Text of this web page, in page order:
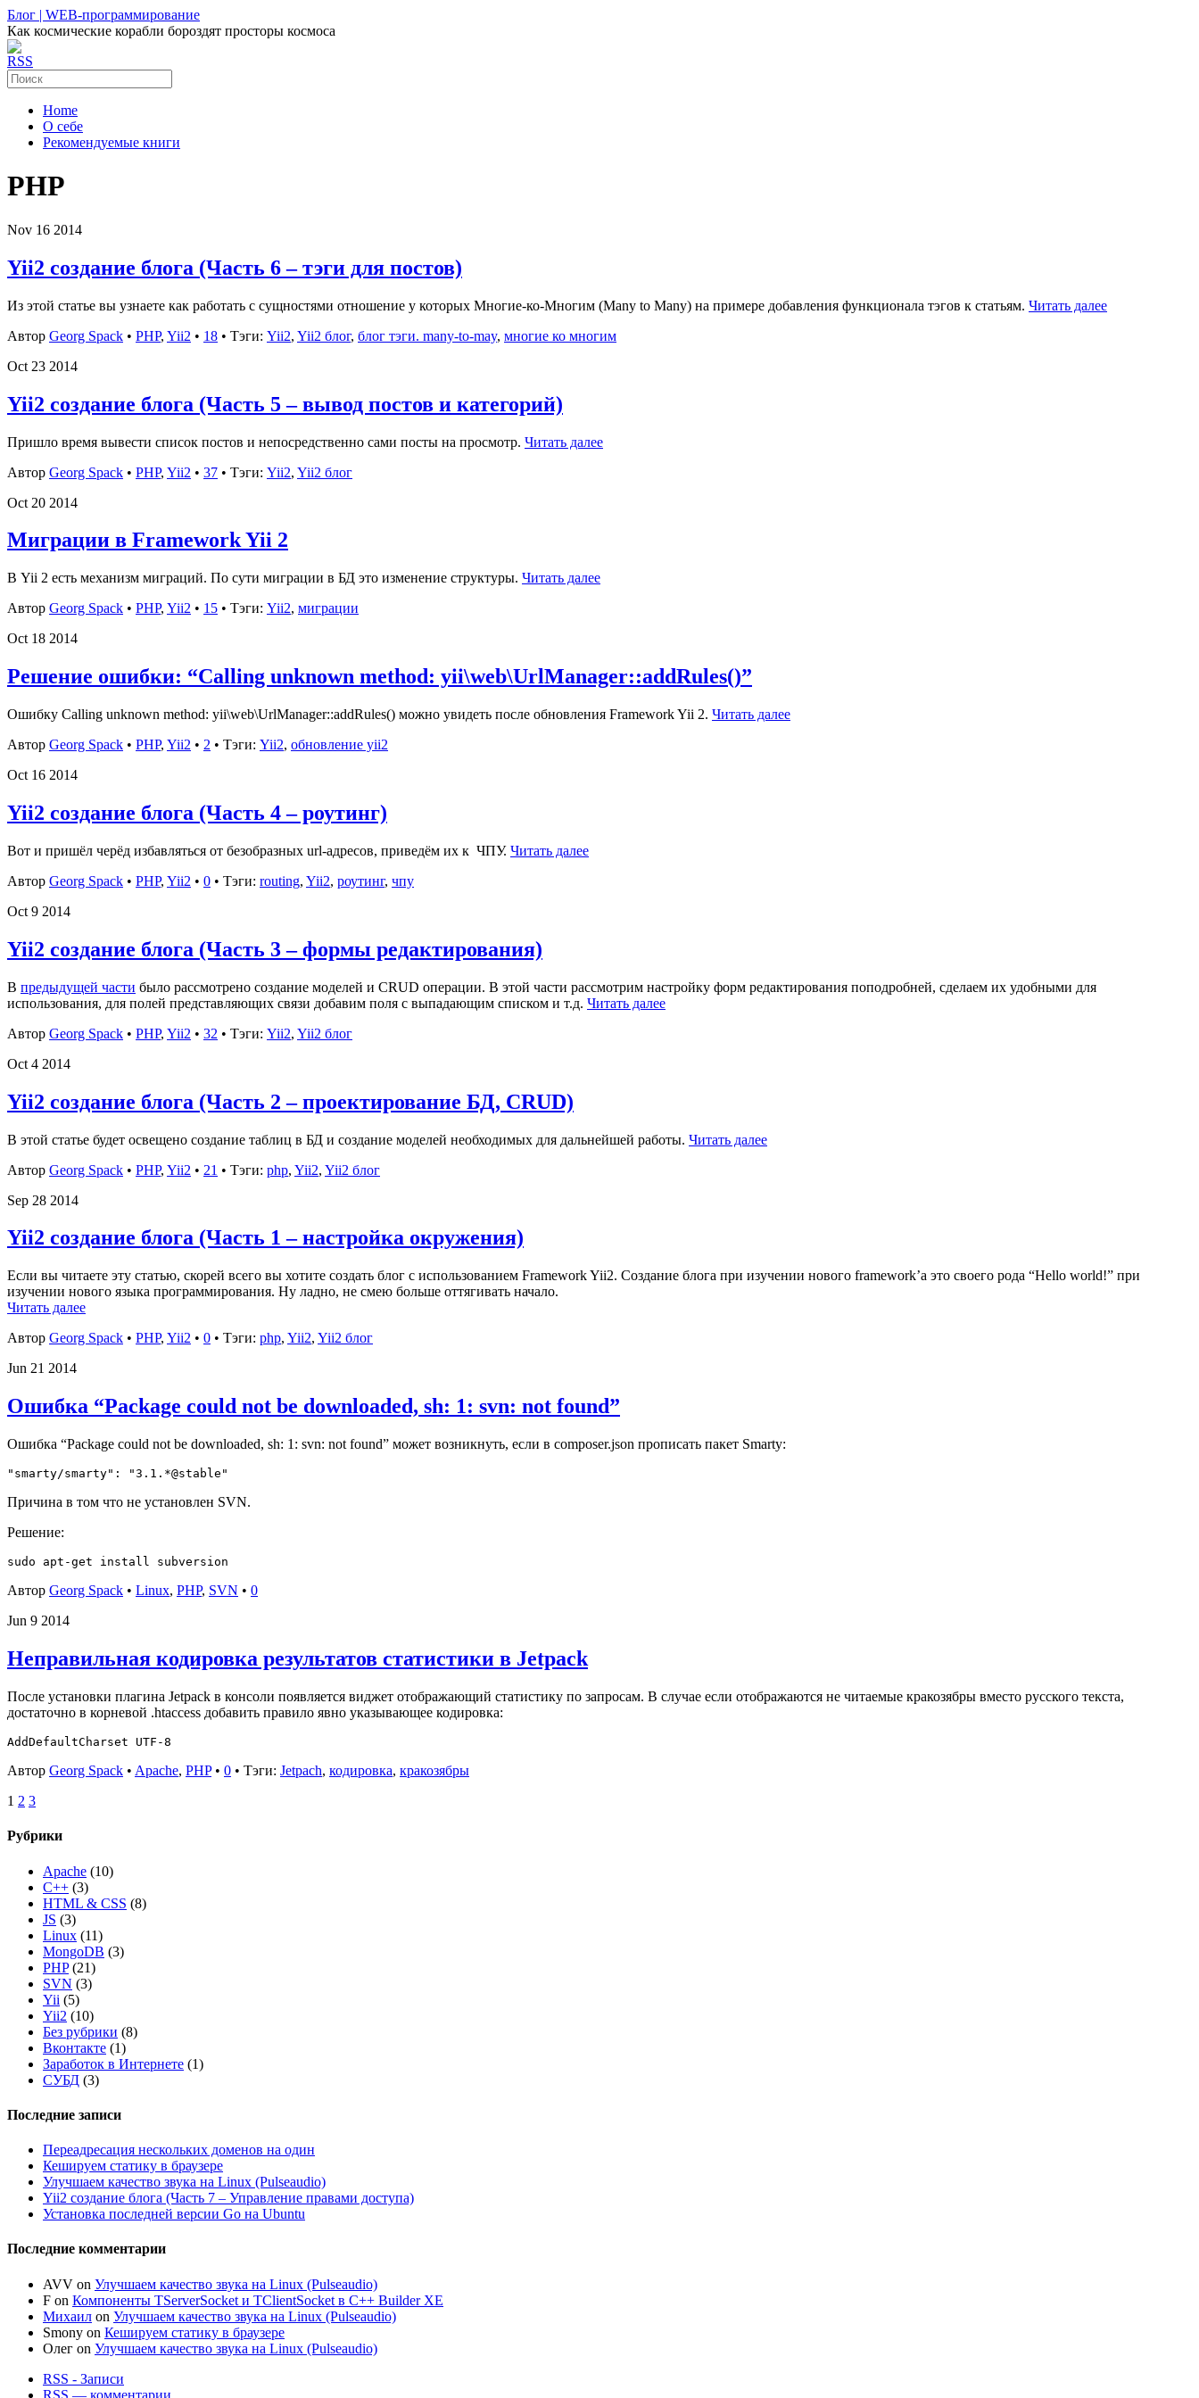
Блог | WEB-программирование
Как космические корабли бороздят просторы космоса
RSS
Home
О себе
Рекомендуемые книги
PHP
Nov 16 2014
Yii2 создание блога (Часть 6 – тэги для постов)
Из этой статье вы узнаете как работать с сущностями отношение у которых Многие-ко-Многим (Many to Many) на примере добавления функционала тэгов к статьям. Читать далее
Автор Georg Spack • PHP, Yii2 • 18 • Тэги: Yii2, Yii2 блог, блог тэги. many-to-may, многие ко многим
Oct 23 2014
Yii2 создание блога (Часть 5 – вывод постов и категорий)
Пришло время вывести список постов и непосредственно сами посты на просмотр. Читать далее
Автор Georg Spack • PHP, Yii2 • 37 • Тэги: Yii2, Yii2 блог
Oct 20 2014
Миграции в Framework Yii 2
В Yii 2 есть механизм миграций. По сути миграции в БД это изменение структуры. Читать далее
Автор Georg Spack • PHP, Yii2 • 15 • Тэги: Yii2, миграции
Oct 18 2014
Решение ошибки: “Calling unknown method: yii\web\UrlManager::addRules()”
Ошибку Calling unknown method: yii\web\UrlManager::addRules() можно увидеть после обновления Framework Yii 2. Читать далее
Автор Georg Spack • PHP, Yii2 • 2 • Тэги: Yii2, обновление yii2
Oct 16 2014
Yii2 создание блога (Часть 4 – роутинг)
Вот и пришёл черёд избавляться от безобразных url-адресов, приведём их к ЧПУ. Читать далее
Автор Georg Spack • PHP, Yii2 • 0 • Тэги: routing, Yii2, роутинг, чпу
Oct 9 2014
Yii2 создание блога (Часть 3 – формы редактирования)
В предыдущей части было рассмотрено создание моделей и CRUD операции. В этой части рассмотрим настройку форм редактирования поподробней, сделаем их удобными для
использования, для полей представляющих связи добавим поля с выпадающим списком и т.д. Читать далее
Автор Georg Spack • PHP, Yii2 • 32 • Тэги: Yii2, Yii2 блог
Oct 4 2014
Yii2 создание блога (Часть 2 – проектирование БД, CRUD)
В этой статье будет освещено создание таблиц в БД и создание моделей необходимых для дальнейшей работы. Читать далее
Автор Georg Spack • PHP, Yii2 • 21 • Тэги: php, Yii2, Yii2 блог
Sep 28 2014
Yii2 создание блога (Часть 1 – настройка окружения)
Если вы читаете эту статью, скорей всего вы хотите создать блог с использованием Framework Yii2. Создание блога при изучении нового framework’a это своего рода “Hello world!” при
изучении нового языка программирования. Ну ладно, не смею больше оттягивать начало.
Читать далее
Автор Georg Spack • PHP, Yii2 • 0 • Тэги: php, Yii2, Yii2 блог
Jun 21 2014
Ошибка “Package could not be downloaded, sh: 1: svn: not found”
Ошибка “Package could not be downloaded, sh: 1: svn: not found” может возникнуть, если в composer.json прописать пакет Smarty:
Причина в том что не установлен SVN.
Решение:
Автор Georg Spack • Linux, PHP, SVN • 0
Jun 9 2014
Неправильная кодировка результатов статистики в Jetpack
После установки плагина Jetpack в консоли появляется виджет отображающий статистику по запросам. В случае если отображаются не читаемые кракозябры вместо русского текста,
достаточно в корневой .htaccess добавить правило явно указывающее кодировка:
Автор Georg Spack • Apache, PHP• 0 • Тэги: Jetpach, кодировка, кракозябры
1 2 3
Рубрики
Apache (10)
C++ (3)
HTML & CSS (8)
JS (3)
Linux (11)
MongoDB (3)
PHP(21)
SVN (3)
Yii (5)
Yii2 (10)
Без рубрики (8)
Вконтакте (1)
Заработок в Интернете (1)
СУБД (3)
Последние записи
Переадресация нескольких доменов на один
Кешируем статику в браузере
Улучшаем качество звука на Linux (Pulseaudio)
Yii2 создание блога (Часть 7 – Управление правами доступа)
Установка последней версии Go на Ubuntu
Последние комментарии
AVV on Улучшаем качество звука на Linux (Pulseaudio)
F on Компоненты TServerSocket и TClientSocket в C++ Builder XE
Михаил on Улучшаем качество звука на Linux (Pulseaudio)
Smony on Кешируем статику в браузере
Олег on Улучшаем качество звука на Linux (Pulseaudio)
RSS - Записи
RSS — комментарии